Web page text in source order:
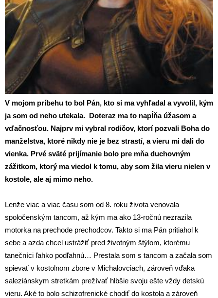
V mojom príbehu to bol Pán, kto si ma vyhľadal a vyvolil, kým
ja som od neho utekala. Doteraz ma to napĺňa úžasom a
vďačnosťou. Najprv mi vybral rodičov, ktorí pozvali Boha do
manželstva, ktoré nikdy nie je bez strastí, a vieru mi dali do
vienka. Prvé sväté prijímanie bolo pre mňa duchovným
zážitkom, ktorý ma viedol k tomu, aby som žila vieru nielen v
kostole, ale aj mimo neho.
Lenže viac a viac času som od 8. roku života venovala
spoločenským tancom, až kým ma ako 13-ročnú nezrazila
motorka na prechode prechodcov. Takto si ma Pán pritiahol k
sebe a azda chcel ustrážiť pred životným štýlom, ktorému
tanečníci ľahko podľahnú… Prestala som s tancom a začala som
spievať v kostolnom zbore v Michalovciach, zároveň vďaka
saleziánskym stretkám prežívať hlbšie svoju ešte vždy detskú
vieru. Aké to bolo schizofrenické chodiť do kostola a zároveň